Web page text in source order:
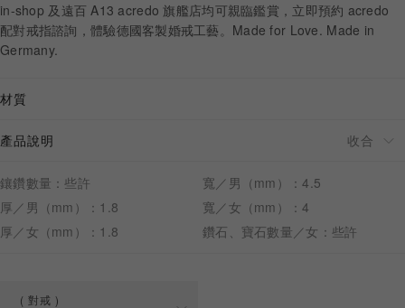
in-shop 及遠百 A13 acredo 旗艦店均可親臨鑑賞，立即預約 acredo
配對戒指諮詢，體驗德國客製婚戒工藝。Made for Love. Made in
Germany.
材質
產品說明
鑲鑽數量：些許
寬／男（mm）：4.5
厚／男（mm）：1.8
寬／女（mm）：4
厚／女（mm）：1.8
鑽石、寶石數量／女：些許
對戒